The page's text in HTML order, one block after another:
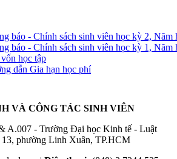
báo - Chính sách sinh viên học kỳ 2, Năm
báo - Chính sách sinh viên học kỳ 1, Năm
học tập
dẫn Gia hạn học phí
VÀ CÔNG TÁC SINH VIÊN
A.007 - Trường Đại học Kinh tế - Luật
phường Linh Xuân, TP.HCM